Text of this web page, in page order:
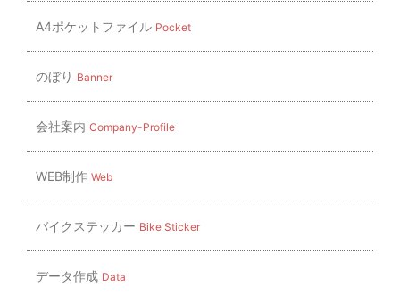
A4ポケットファイル Pocket
のぼり Banner
会社案内 Company-Profile
WEB制作 Web
バイクステッカー Bike Sticker
データ作成 Data